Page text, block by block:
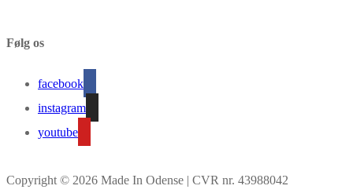
Følg os
facebook
instagram
youtube
Copyright © 2026 Made In Odense | CVR nr. 43988042